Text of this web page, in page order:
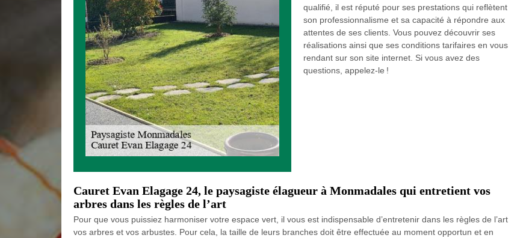
qualifié, il est réputé pour ses prestations qui reflètent
son professionnalisme et sa capacité à répondre aux
attentes de ses clients. Vous pouvez découvrir ses
réalisations ainsi que ses conditions tarifaires en vous
rendant sur son site internet. Si vous avez des
questions, appelez-le !
Cauret Evan Elagage 24, le paysagiste élagueur à Monmadales qui entretient vos
arbres dans les règles de l’art
Pour que vous puissiez harmoniser votre espace vert, il vous est indispensable d’entretenir dans les règles de l’art
vos arbres et vos arbustes. Pour cela, la taille de leurs branches doit être effectuée au moment opportun et en